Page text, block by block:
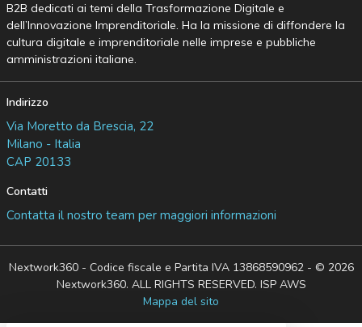
B2B dedicati ai temi della Trasformazione Digitale e
dell’Innovazione Imprenditoriale. Ha la missione di diffondere la
cultura digitale e imprenditoriale nelle imprese e pubbliche
amministrazioni italiane.
Indirizzo
Via Moretto da Brescia, 22
Milano - Italia
CAP 20133
Contatti
Contatta il nostro team per maggiori informazioni
Nextwork360 - Codice fiscale e Partita IVA 13868590962 - © 2026
Nextwork360. ALL RIGHTS RESERVED. ISP AWS
Mappa del sito